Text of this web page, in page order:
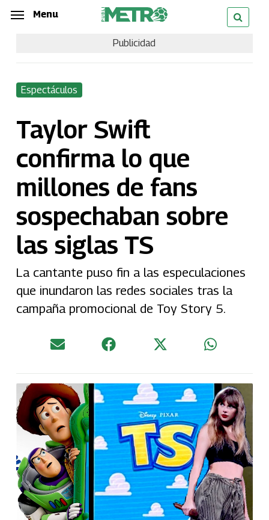
Skip
content
Menu
Publicidad
Espectáculos
Taylor Swift
confirma lo que
millones de fans
sospechaban sobre
las siglas TS
La cantante puso fin a las especulaciones
que inundaron las redes sociales tras la
campaña promocional de Toy Story 5.
Menu